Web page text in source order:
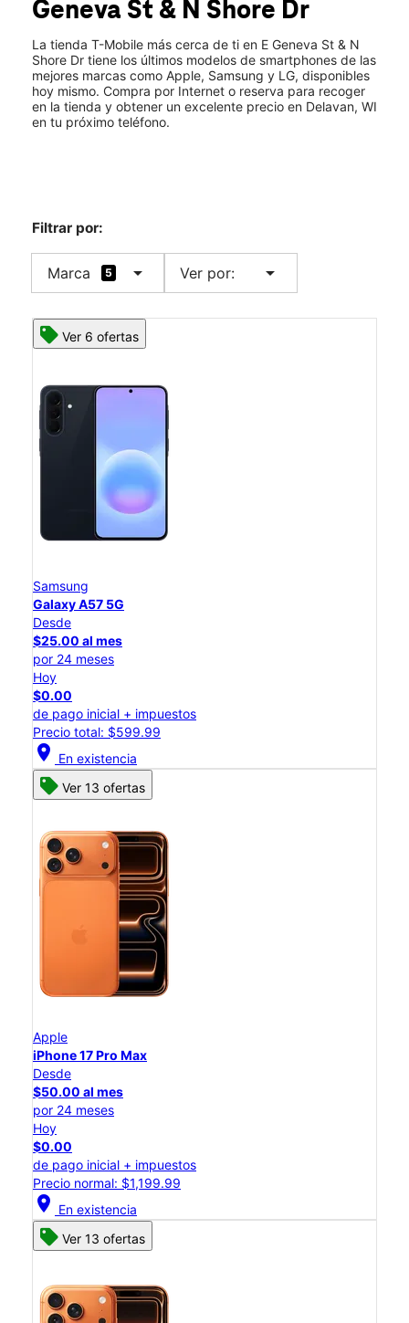
Mié.:11:00 a.m. a 7:00 p.m.
1823a E Geneva St Delavan, WI 53115
Geneva St & N Shore Dr
La tienda T-Mobile más cerca de ti en E Geneva St & N
Shore Dr tiene los últimos modelos de smartphones de las
mejores marcas como Apple, Samsung y LG, disponibles
hoy mismo. Compra por Internet o reserva para recoger
en la tienda y obtener un excelente precio en Delavan, WI
en tu próximo teléfono.
Filtrar por:
Marca 5 arrow_drop_down Ver por: arrow_drop_down
Ver 6 ofertas
Samsung
Galaxy A57 5G
Desde
$25.00 al mes
por 24 meses
Hoy
$0.00
de pago inicial + impuestos
Precio total: $599.99
location_on En existencia
Ver 13 ofertas
Apple
iPhone 17 Pro Max
Desde
$50.00 al mes
por 24 meses
Hoy
$0.00
de pago inicial + impuestos
Precio normal: $1,199.99
location_on En existencia
Ver 13 ofertas